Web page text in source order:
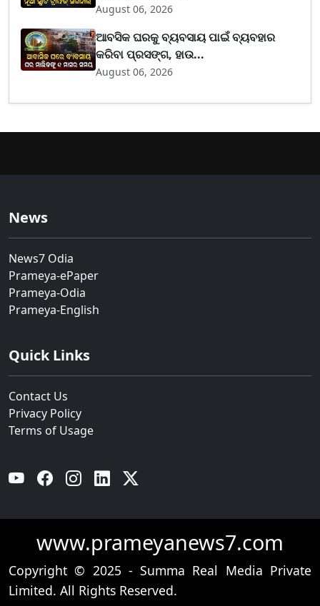
August 06, 2026
ଆବସିକ ଘରକୁ ବ୍ୟବସାୟ ପାଇଁ ବ୍ୟବହାର
କରିବା ପ୍ରସଙ୍ଗ, ହାଉ...
August 06, 2026
News
News7 Odia
Prameya-ePaper
Prameya-Odia
Prameya-English
Quick Links
Contact Us
Privacy Policy
Terms of Usage
YouTube Facebook Instagram Linkedin
www.prameyanews7.com
Copyright © 2025 - Summa Real Media Private
Limited. All Rights Reserved.